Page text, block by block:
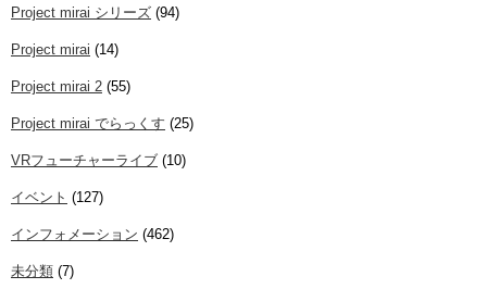
Project mirai シリーズ (94)
Project mirai (14)
Project mirai 2 (55)
Project mirai でらっくす (25)
VRフューチャーライブ (10)
イベント (127)
インフォメーション (462)
未分類 (7)